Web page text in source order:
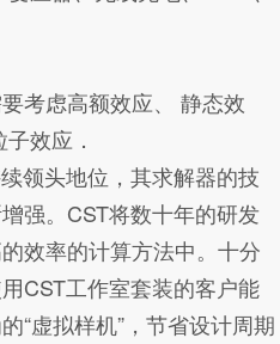
考虑高额效应、 静态效
效应．
领头地位，其求解器的技
强。CST将数十年的研发
效率的计算方法中。十分
CST工作室套装的客户能
“虚拟样机”，节省设计周期